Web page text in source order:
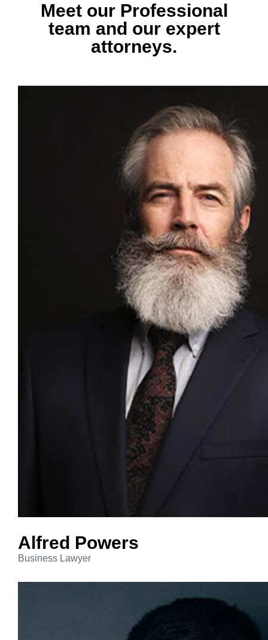
Meet our Professional
team and our expert
attorneys.
Alfred Powers
Business Lawyer